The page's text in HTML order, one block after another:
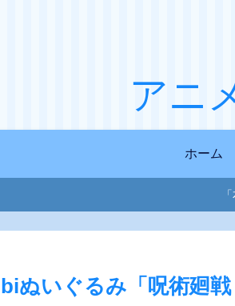
アニ
ホーム
ぬいぐるみ「呪術廻